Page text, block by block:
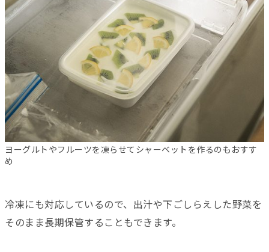
ヨーグルトやフルーツを凍らせてシャーベットを作るのもおすす
め
冷凍にも対応しているので、出汁や下ごしらえした野菜を
そのまま長期保管することもできます。